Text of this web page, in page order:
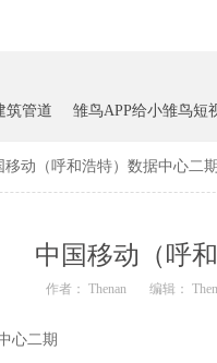
筑管道 雏鸟APP给小雏鸟短
移动（呼和浩特）数据中心二
中国移动（呼
作者： Thenan 编辑：
心二期